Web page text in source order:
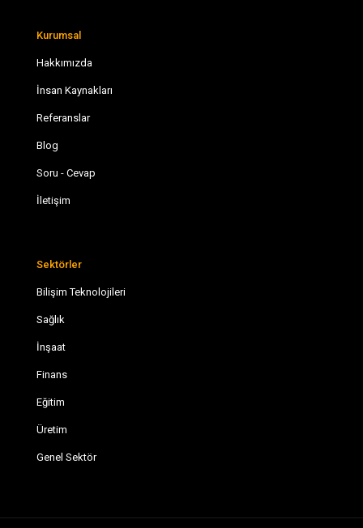
Kurumsal
Hakkımızda
İnsan Kaynakları
Referanslar
Blog
Soru - Cevap
İletişim
Sektörler
Bilişim Teknolojileri
Sağlık
İnşaat
Finans
Eğitim
Üretim
Genel Sektör